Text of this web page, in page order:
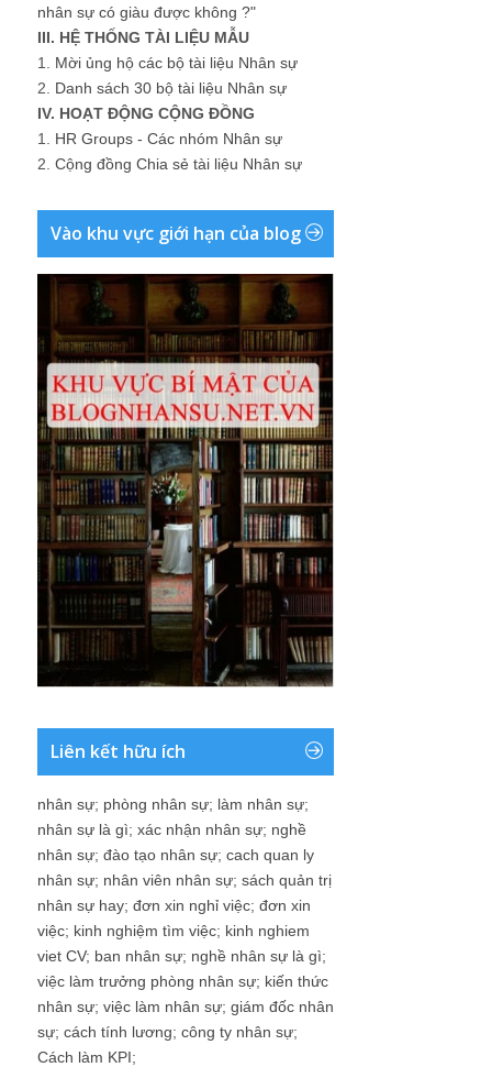
nhân sự có giàu được không ?"
III. HỆ THỐNG TÀI LIỆU MẪU
1. Mời ủng hộ các bộ tài liệu Nhân sự
2. Danh sách 30 bộ tài liệu Nhân sự
IV. HOẠT ĐỘNG CỘNG ĐỒNG
1. HR Groups - Các nhóm Nhân sự
2. Cộng đồng Chia sẻ tài liệu Nhân sự
Vào khu vực giới hạn của blog
Liên kết hữu ích
nhân sự; phòng nhân sự; làm nhân sự;
nhân sự là gì; xác nhận nhân sự; nghề
nhân sự; đào tạo nhân sự; cach quan ly
nhân sự; nhân viên nhân sự; sách quản trị
nhân sự hay; đơn xin nghỉ việc; đơn xin
việc; kinh nghiệm tìm việc; kinh nghiem
viet CV; ban nhân sự; nghề nhân sự là gì;
việc làm trưởng phòng nhân sự; kiến thức
nhân sự; việc làm nhân sự; giám đốc nhân
sự; cách tính lương; công ty nhân sự;
Cách làm KPI;